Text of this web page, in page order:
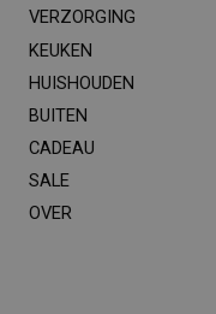
VERZORGING
KEUKEN
HUISHOUDEN
BUITEN
CADEAU
SALE
OVER